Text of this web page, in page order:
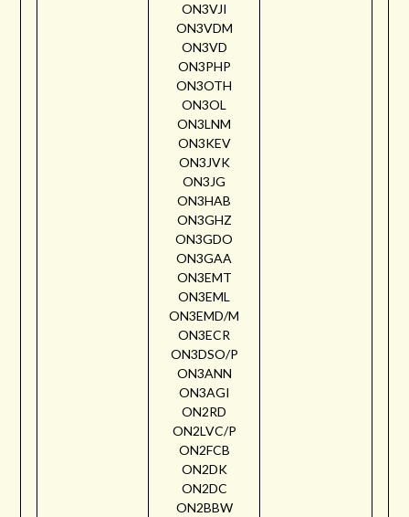
ON3VJI
ON3VDM
ON3VD
ON3PHP
ON3OTH
ON3OL
ON3LNM
ON3KEV
ON3JVK
ON3JG
ON3HAB
ON3GHZ
ON3GDO
ON3GAA
ON3EMT
ON3EML
ON3EMD/M
ON3ECR
ON3DSO/P
ON3ANN
ON3AGI
ON2RD
ON2LVC/P
ON2FCB
ON2DK
ON2DC
ON2BBW